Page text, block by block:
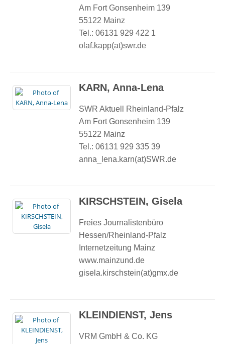
Am Fort Gonsenheim 139
55122 Mainz
Tel.: 06131 929 422 1
olaf.kapp(at)swr.de
KARN, Anna-Lena
SWR Aktuell Rheinland-Pfalz
Am Fort Gonsenheim 139
55122 Mainz
Tel.: 06131 929 335 39
anna_lena.karn(at)SWR.de
KIRSCHSTEIN, Gisela
Freies Journalistenbüro
Hessen/Rheinland-Pfalz
Internetzeitung Mainz
www.mainzund.de
gisela.kirschstein(at)gmx.de
KLEINDIENST, Jens
VRM GmbH & Co. KG